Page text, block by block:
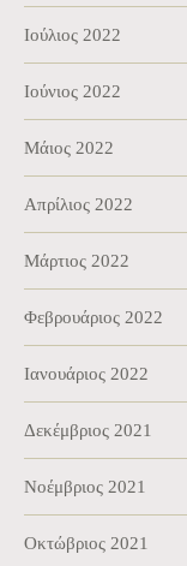
Ιούλιος 2022
Ιούνιος 2022
Μάιος 2022
Απρίλιος 2022
Μάρτιος 2022
Φεβρουάριος 2022
Ιανουάριος 2022
Δεκέμβριος 2021
Νοέμβριος 2021
Οκτώβριος 2021